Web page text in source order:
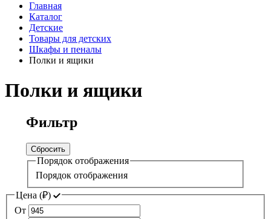
Главная
Каталог
Детские
Товары для детских
Шкафы и пеналы
Полки и ящики
Полки и ящики
Фильтр
Сбросить
Порядок отображения
Порядок отображения
Цена (₽)
От